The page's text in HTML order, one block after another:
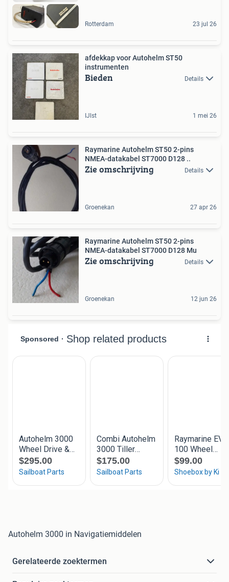
Rotterdam 23 jul 26
afdekkap voor Autohelm ST50
instrumenten
Bieden Details
IJlst 1 mei 26
Raymarine Autohelm ST50 2-pins
NMEA-datakabel ST7000 D128 ..
Zie omschrijving Details
Groenekan 27 apr 26
Raymarine Autohelm ST50 2-pins
NMEA-datakabel ST7000 D128 Mu
Zie omschrijving Details
Groenekan 12 jun 26
Autohelm 3000 in Navigatiemiddelen
Gerelateerde zoektermen